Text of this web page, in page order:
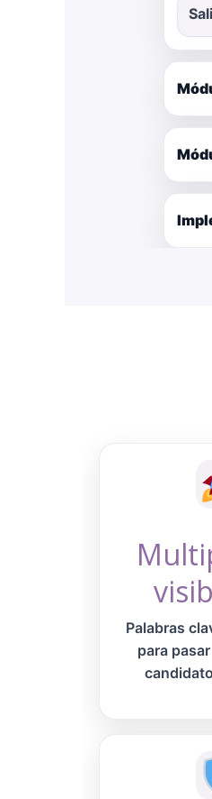
Palabras
para